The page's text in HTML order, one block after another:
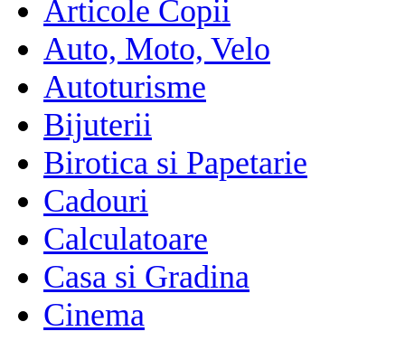
Articole Copii
Auto, Moto, Velo
Autoturisme
Bijuterii
Birotica si Papetarie
Cadouri
Calculatoare
Casa si Gradina
Cinema